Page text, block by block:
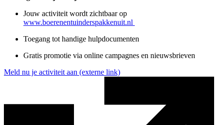
Jouw activiteit wordt zichtbaar op
www.boerenentuinderspakkenuit.nl
Toegang tot handige hulpdocumenten
Gratis promotie via online campagnes en nieuwsbrieven
Meld nu je activiteit aan (externe link)